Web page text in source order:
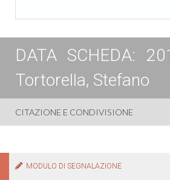
DATA SCHEDA:
Tortorella, Stefano
CITAZIONE E CONDIVISIONE
MODULO DI SEGNALAZIONE